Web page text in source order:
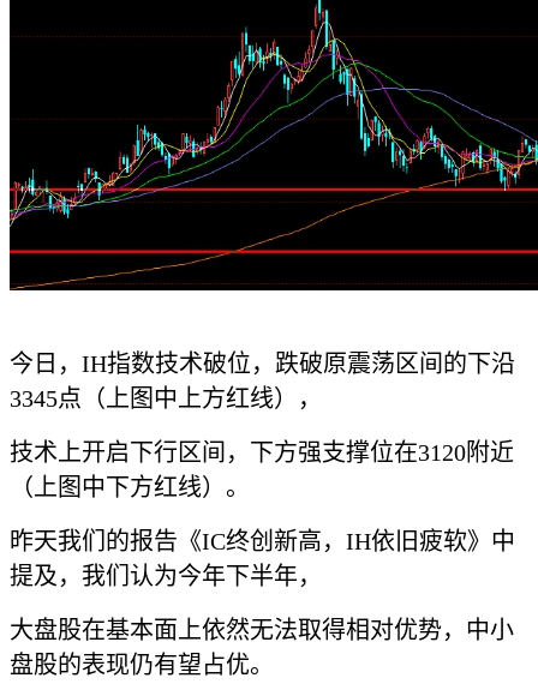
今日，IH指数技术破位，跌破原震荡区间的下沿
3345点（上图中上方红线），
技术上开启下行区间，下方强支撑位在3120附近
（上图中下方红线）。
昨天我们的报告《IC终创新高，IH依旧疲软》中
提及，我们认为今年下半年，
大盘股在基本面上依然无法取得相对优势，中小
盘股的表现仍有望占优。